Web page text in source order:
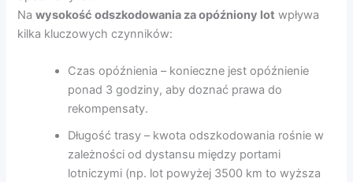
Nawysokość odszkodowania za opóźniony lot wpływa
kilka kluczowych czynników:
Czas opóźnienia – konieczne jest opóźnienie
ponad 3 godziny, aby doznać prawa do
rekompensaty.
Długość trasy – kwota odszkodowania rośnie w
zależności od dystansu między portami
lotniczymi (np. lot powyżej 3500 km to wyższa